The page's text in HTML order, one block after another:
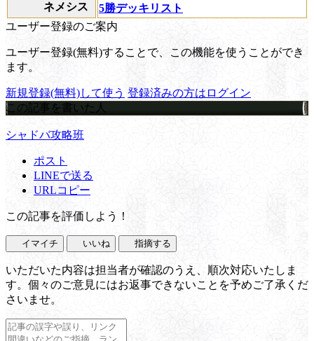
ネメシス
5勝デッキリスト
ユーザー登録のご案内
ユーザー登録(無料)することで、この機能を使うことができ
ます。
新規登録(無料)して使う 登録済みの方はログイン
この記事を書いた人
シャドバ攻略班
ポスト
LINEで送る
URLコピー
この記事を評価しよう！
イマイチ いいね 指摘する
いただいた内容は担当者が確認のうえ、順次対応いたしま
す。個々のご意見にはお返事できないことを予めご了承くだ
さいませ。